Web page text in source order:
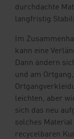
durchdachte
langfristig
Im
kann eine
Dann ändern
und am
leichten, aber
sich das neu
solches
recycelbaren